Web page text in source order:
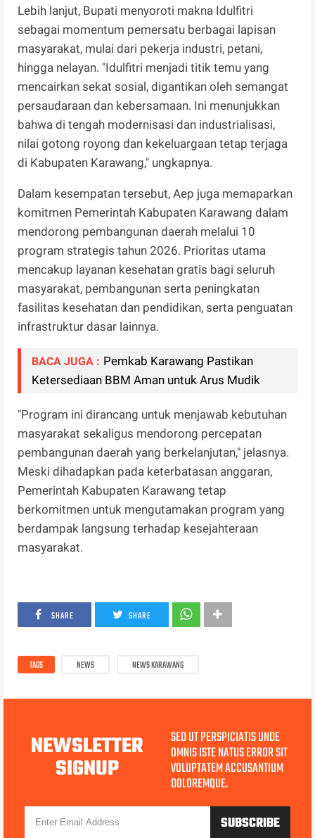
Lebih lanjut, Bupati menyoroti makna Idulfitri
sebagai momentum pemersatu berbagai lapisan
masyarakat, mulai dari pekerja industri, petani,
hingga nelayan. "Idulfitri menjadi titik temu yang
mencairkan sekat sosial, digantikan oleh semangat
persaudaraan dan kebersamaan. Ini menunjukkan
bahwa di tengah modernisasi dan industrialisasi,
nilai gotong royong dan kekeluargaan tetap terjaga
di Kabupaten Karawang," ungkapnya.
Dalam kesempatan tersebut, Aep juga memaparkan
komitmen Pemerintah Kabupaten Karawang dalam
mendorong pembangunan daerah melalui 10
program strategis tahun 2026. Prioritas utama
mencakup layanan kesehatan gratis bagi seluruh
masyarakat, pembangunan serta peningkatan
fasilitas kesehatan dan pendidikan, serta penguatan
infrastruktur dasar lainnya.
BACA JUGA : Pemkab Karawang Pastikan
Ketersediaan BBM Aman untuk Arus Mudik
"Program ini dirancang untuk menjawab kebutuhan
masyarakat sekaligus mendorong percepatan
pembangunan daerah yang berkelanjutan," jelasnya.
Meski dihadapkan pada keterbatasan anggaran,
Pemerintah Kabupaten Karawang tetap
berkomitmen untuk mengutamakan program yang
berdampak langsung terhadap kesejahteraan
masyarakat.
SHARE SHARE
TAGS NEWS NEWS KARAWANG
NEWSLETTER
SIGNUP
SED UT PERSPICIATIS UNDE
OMNIS ISTE NATUS ERROR SIT
VOLUPTATEM ACCUSANTIUM
DOLOREMQUE.